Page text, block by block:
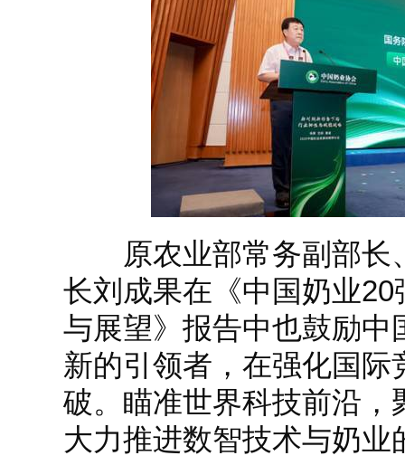
原农业部常务副部长
长刘成果在《中国奶业
与展望》报告中也鼓励中
新的引领者，在强化国际
破。瞄准世界科技前沿，
大力推进数智技术与奶业